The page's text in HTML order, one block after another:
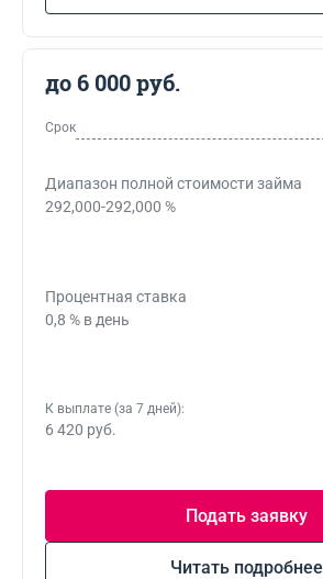
до 6 000 руб.
Срок
Диапазон полной стоимости займа
292,000-292,000 %
Процентная ставка
0,8 % в день
К выплате (за 7 дней):
6 420 руб.
Подать заявку
Читать подробнее